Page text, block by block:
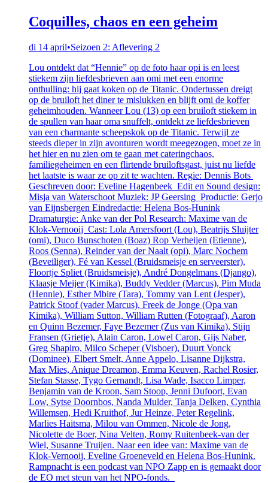
Coquilles, chaos en een geheim
di 14 april•Seizoen 2: Aflevering 2
Lou ontdekt dat “Hennie” op de foto haar opi is en leest
stiekem zijn liefdesbrieven aan omi met een enorme
onthulling: hij gaat koken op de Titanic. Ondertussen dreigt
op de bruiloft het diner te mislukken en blijft omi de koffer
geheimhouden. Wanneer Lou (13) op een bruiloft stiekem in
de spullen van haar oma snuffelt, ontdekt ze liefdesbrieven
van een charmante scheepskok op de Titanic. Terwijl ze
steeds dieper in zijn avonturen wordt meegezogen, moet ze in
het hier en nu zien om te gaan met cateringchaos,
familiegeheimen en een flirtende bruiloftsgast, juist nu liefde
het laatste is waar ze op zit te wachten. Regie: Dennis Bots
Geschreven door: Eveline Hagenbeek Edit en Sound design:
Misja van Waterschoot Muziek: JP Geersing Productie: Gerjo
van Eijnsbergen Eindredactie: Helena Bos-Hunink
Dramaturgie: Anke van der Pol Research: Maxime van de
Klok-Vernooij Cast: Lola Amersfoort (Lou), Beatrijs Sluijter
(omi), Duco Bunschoten (Boaz) Rop Verheijen (Etienne),
Roos (Senna), Reinder van der Naalt (opi), Marc Nochem
(Beveiliger), Fé van Kessel (Bruidsmeisje en serveerster),
Floortje Spliet (Bruidsmeisje), André Dongelmans (Django),
Klaasje Meijer (Kimika), Buddy Vedder (Marcus), Pim Muda
(Hennie), Esther Mbire (Tara), Tommy van Lent (Jesper),
Patrick Stoof (vader Marcus), Freek de Jonge (Opa van
Kimika), William Sutton, William Rutten (Fotograaf), Aaron
en Quinn Bezemer, Faye Bezemer (Zus van Kimika), Stijn
Fransen (Grietje), Alain Caron, Lowel Caron, Gijs Naber,
Greg Shapiro, Milco Scheper (Visboer), Duurt Vonck
(Dominee), Elbert Smelt, Anne Appelo, Lisanne Dijkstra,
Max Mies, Anique Dreamon, Emma Keuven, Rachel Rosier,
Stefan Stasse, Tygo Gernandt, Lisa Wade, Isacco Limper,
Benjamin van de Kroon, Sam Stoop, Jenni Dufoort, Evan
Low, Sytse Doornbos, Nanda Mulder, Tanja Delken, Cynthia
Willemsen, Hedi Kruithof, Jur Heinze, Peter Regelink,
Marlies Haitsma, Milou van Ommen, Nicole de Jong,
Nicolette de Boer, Nina Velten, Romy Ruitenbeek-van der
Wiel, Susanne Truijen. Naar een idee van: Maxime van de
Klok-Vernooij, Eveline Groeneveld en Helena Bos-Hunink.
Rampnacht is een podcast van NPO Zapp en is gemaakt door
de EO met steun van het NPO-fonds.